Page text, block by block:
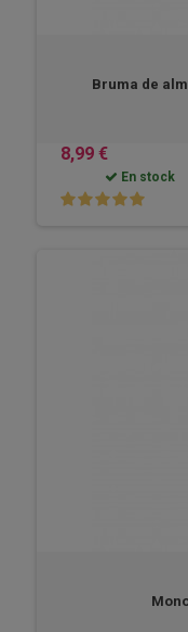
Bruma de
8,99 €
En stock